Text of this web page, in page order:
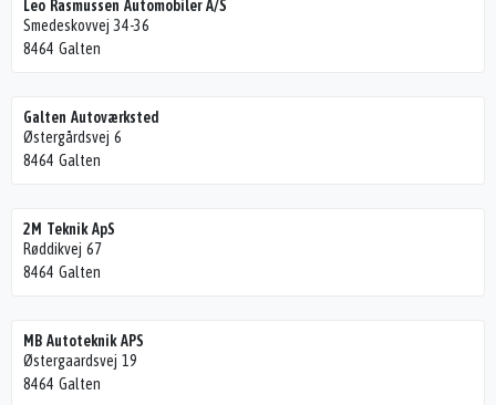
Leo Rasmussen Automobiler A/S
Smedeskovvej 34-36
8464 Galten
Galten Autoværksted
Østergårdsvej 6
8464 Galten
2M Teknik ApS
Røddikvej 67
8464 Galten
MB Autoteknik APS
Østergaardsvej 19
8464 Galten